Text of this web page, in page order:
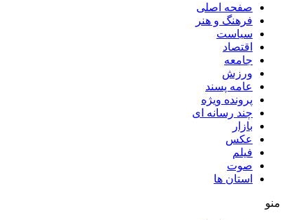
صفحه اصلی
فرهنگ و هنر
سیاست
اقتصاد
جامعه
ورزش
عامه پسند
پرونده ویژه
چند رسانه ای
بازار
عکس
فیلم
صوت
استان ها
منو